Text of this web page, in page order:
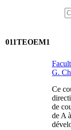
011TEOEM1
G.
Ce
de
de A